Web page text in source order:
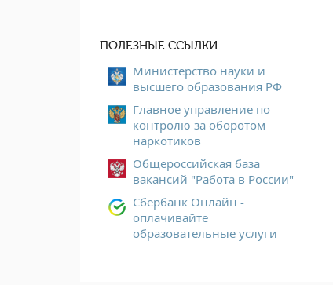
ПОЛЕЗНЫЕ ССЫЛКИ
Министерство науки и
высшего образования РФ
Главное управление по
контролю за оборотом
наркотиков
Общероссийская база
вакансий "Работа в России"
Сбербанк Онлайн -
оплачивайте
образовательные услуги